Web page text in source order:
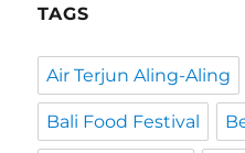
TAGS
Air Terjun Aling-Aling
Bali Food Festival